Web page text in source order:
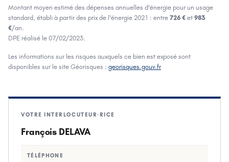
Montant moyen estimé des dépenses annuelles d'énergie pour un usage
standard, établi à partir des prix de l'énergie 2021 : entre 726 € et 983
€/an.
DPE réalisé le 07/02/2023.
Les informations sur les risques auxquels ce bien est exposé sont
disponibles sur le site Géorisques : georisques.gouv.fr
VOTRE INTERLOCUTEUR·RICE
François DELAVA
TÉLÉPHONE